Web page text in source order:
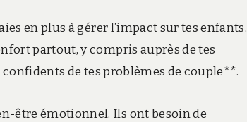
en plus à gérer l’impact sur tes enfants.
partout, y compris auprès de tes
de tes problèmes de couple**.
être émotionnel. Ils ont besoin de